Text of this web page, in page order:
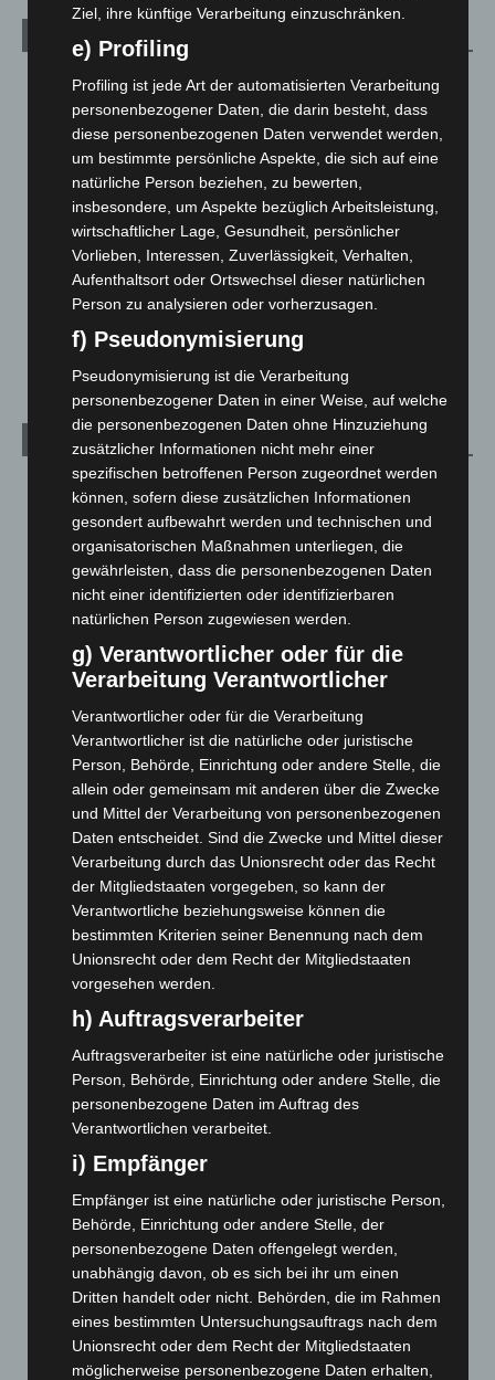
Kategorien
Blaulicht
2.799
Corona-News
Hannover und Region
Langenhagen und Ortsteile
Leserbriefe
Menschen
Über uns
Veranstaltungen
August 2026
(14)
Juli 2026(73)
Juni 2026(139)
Mai 2026(99)
April 2026(99)
März 2026(115)
Februar 2026(109)
Januar 2026(122)
Dezember 2025(103)
November 2025(114)
Oktober 2025(112)
September 2025
(93)
August 2025(90)
Juli 2025(90)
Juni 2025
Mai 2025(112)
April 2025(88)
März 2025(111)
Februar 2025(96)
Januar 2025
Dezember 2024
Oktober 2024
(93)
September 2024(112)
August 2024(107)
Juli 2024(89)
Juni 2024(107)
Ziel, ihre künftige Verarbeitung einzuschränken.
e) Profiling
Profiling ist jede Art der automatisierten Verarbeitung
personenbezogener Daten, die darin besteht, dass
diese personenbezogenen Daten verwendet werden,
um bestimmte persönliche Aspekte, die sich auf eine
natürliche Person beziehen, zu bewerten,
insbesondere, um Aspekte bezüglich Arbeitsleistung,
wirtschaftlicher Lage, Gesundheit, persönlicher
Vorlieben, Interessen, Zuverlässigkeit, Verhalten,
Aufenthaltsort oder Ortswechsel dieser natürlichen
Person zu analysieren oder vorherzusagen.
f) Pseudonymisierung
Pseudonymisierung ist die Verarbeitung
personenbezogener Daten in einer Weise, auf welche
die personenbezogenen Daten ohne Hinzuziehung
zusätzlicher Informationen nicht mehr einer
spezifischen betroffenen Person zugeordnet werden
können, sofern diese zusätzlichen Informationen
gesondert aufbewahrt werden und technischen und
organisatorischen Maßnahmen unterliegen, die
gewährleisten, dass die personenbezogenen Daten
nicht einer identifizierten oder identifizierbaren
natürlichen Person zugewiesen werden.
g) Verantwortlicher oder für die
Verarbeitung Verantwortlicher
Verantwortlicher oder für die Verarbeitung
Verantwortlicher ist die natürliche oder juristische
Person, Behörde, Einrichtung oder andere Stelle, die
allein oder gemeinsam mit anderen über die Zwecke
und Mittel der Verarbeitung von personenbezogenen
Daten entscheidet. Sind die Zwecke und Mittel dieser
Verarbeitung durch das Unionsrecht oder das Recht
der Mitgliedstaaten vorgegeben, so kann der
Verantwortliche beziehungsweise können die
bestimmten Kriterien seiner Benennung nach dem
Unionsrecht oder dem Recht der Mitgliedstaaten
vorgesehen werden.
h) Auftragsverarbeiter
Auftragsverarbeiter ist eine natürliche oder juristische
Person, Behörde, Einrichtung oder andere Stelle, die
personenbezogene Daten im Auftrag des
Verantwortlichen verarbeitet.
i) Empfänger
Empfänger ist eine natürliche oder juristische Person,
Behörde, Einrichtung oder andere Stelle, der
personenbezogene Daten offengelegt werden,
unabhängig davon, ob es sich bei ihr um einen
Dritten handelt oder nicht. Behörden, die im Rahmen
eines bestimmten Untersuchungsauftrags nach dem
Unionsrecht oder dem Recht der Mitgliedstaaten
möglicherweise personenbezogene Daten erhalten,